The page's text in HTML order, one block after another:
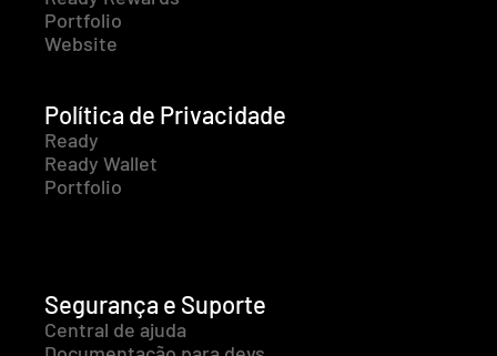
Portfolio
Website
Política de Privacidade
Ready
Ready Wallet
Portfolio
Segurança e Suporte
Central de ajuda